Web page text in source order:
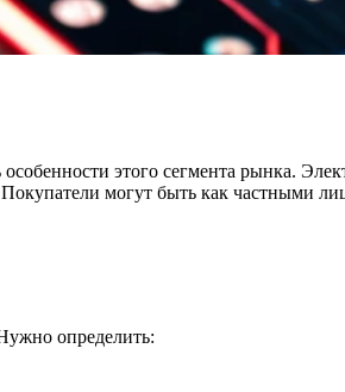
этого сегмента рынка.
могут быть как частными
определить: